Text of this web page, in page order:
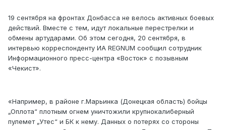
19 сентября на фронтах Донбасса не велось активных боевых
действий. Вместе с тем, идут локальные перестрелки и
обмены артударами. Об этом сегодня, 20 сентября, в
интервью корреспонденту ИА REGNUM сообщил сотрудник
Информационного пресс-центра «Восток» с позывным
«Чекист».
«Например, в районе г.Марьинка (Донецкая область) бойцы
„Оплота“ плотным огнем уничтожили крупнокалиберный
пулемет „Утес“ и БК к нему. Данных о потерях со стороны